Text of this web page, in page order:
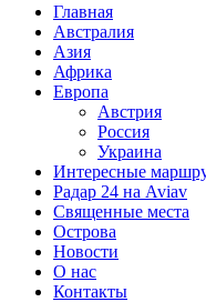
Главная
Австралия
Азия
Африка
Европа
Австрия
Россия
Украина
Интересные
Радар 24 на Aviav
Священные места
Острова
Новости
О нас
Контакты